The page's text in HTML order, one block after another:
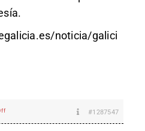
noticia/galici
#1287547